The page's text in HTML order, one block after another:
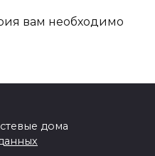
вам необходимо
дома